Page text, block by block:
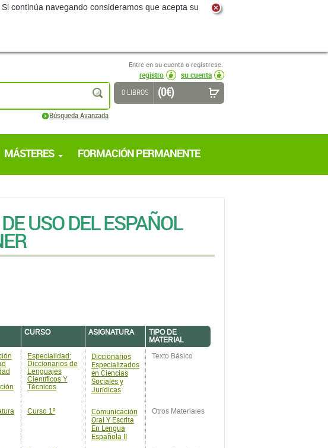
continúa navegando consideramos que acepta su
Entre en su cuenta o regístrese.
registro
su cuenta
buscar
Búsqueda Avanzada
0 LIBROS (0 €)
MÁSTERES FORMACIÓN PERMANENTE
USO DEL ESPAÑOL
CURSO ASIGNATURA
TIPO DE
MATERIAL
Especialidad:
Diccionarios de
Lenguajes
Científicos Y
Técnicos
Diccionarios
Especializados
en Ciencias
Sociales y
Jurídicas
Texto Básico
Curso 1º
Comunicación
Oral Y Escrita
En Lengua
Española II
Otros Materiales